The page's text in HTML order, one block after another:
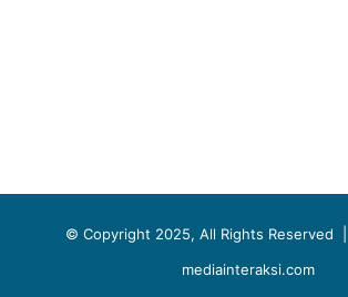
© Copyright 2025, All Rights Reserved |
mediainteraksi.com